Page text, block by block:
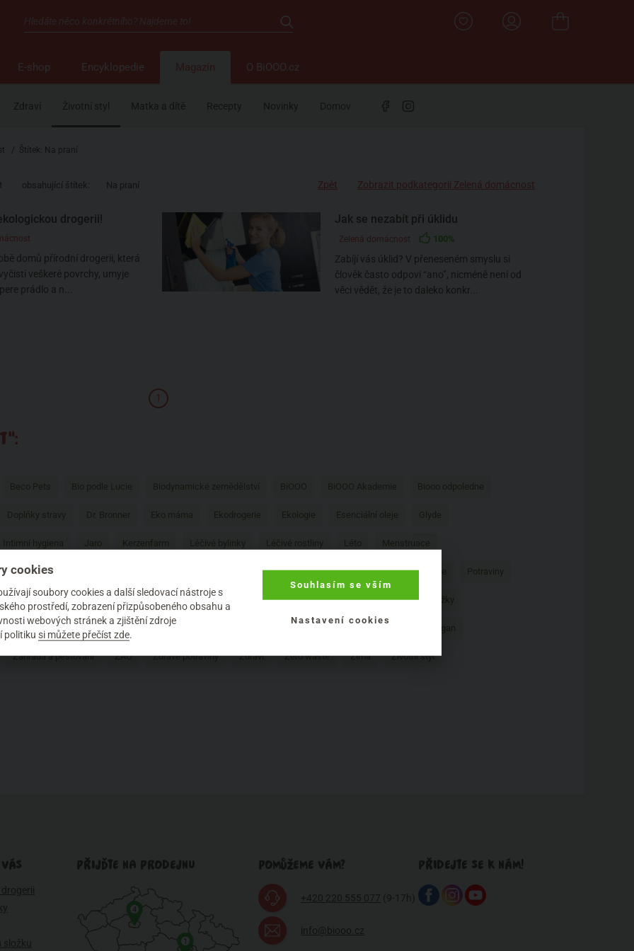
E-shop Encyklopedie Magazín O BiOOO.cz
Zdraví Životní styl Matka a dítě Recepty Novinky Domov
/ Štítek: Na praní
Zpět Zobrazit podkategorii Zelená domácnost
obsahující štítek: Na praní
drogerii!
domů přírodní drogerii, která
veškeré povrchy, umyje
prádlo a n...
Jak se nezabít při úklidu
Zelená domácnost 100%
Zabíjí vás úklid? V přeneseném smyslu si
člověk často odpoví “ano”, nicméně není od
věci vědět, že je to daleko konkr...
1
Beco Pets Bio podle Lucie Biodynamické zemědělství BiOOO BiOOO Akademie Biooo odpoledne
Doplňky stravy Dr. Bronner Eko máma Ekodrogerie Ekologie Esenciální oleje Glyde
Intimní hygiena Jaro Kerzenfarm Léčivé bylinky Léčivé rostliny Léto Menstruace
Tea Péče o vlasy Pesar Pěstování Planet Pure Potraviny
Pro zvířata Prospěšné látky Proti hmyzu Psychická pohoda Recenze Rostlinné výtažky
Tipy Udržitelnost Úklid domácnosti Vegan
Zahrada a pěstování ZAO Zdravé potraviny Zdraví Zero waste Zima Životní styl
složku
PŘIJĎTE NA PRODEJNU
1
4
POMŮŽEME VÁM?
+420 220 555 077 (9-17h)
info@biooo.cz
PŘIDEJTE SE K NÁM!
cookies
soubory cookies a další sledovací nástroje s
prostředí, zobrazení přizpůsobeného obsahu a
webových stránek a zjištění zdroje
politiku si můžete přečíst zde.
Souhlasím se vším
Nastavení cookies